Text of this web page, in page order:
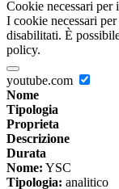
Cookie necessari per
I cookie necessari
disabilitati. È
policy.
youtube.com
Nome
Tipologia
Proprieta
Descrizione
Durata
Nome: YSC
Tipologia: analitico